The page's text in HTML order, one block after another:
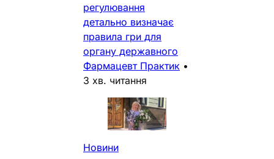
регулювання
детально визначає
правила гри для
органу державного
Фармацевт Практик •
3 хв. читання
Новини